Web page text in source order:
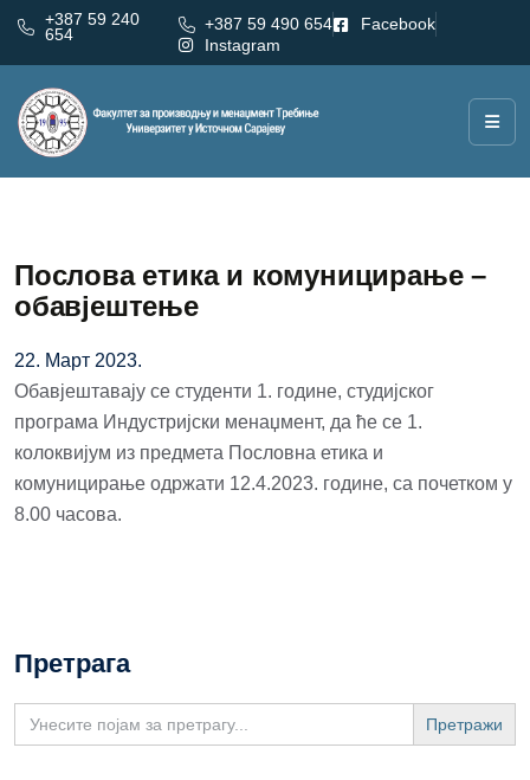
+387 59 240
654
+387 59 490 654
Facebook
Instagram
Послова етика и комуницирање –
обавјештење
22. Март 2023.
Обавјештавају се студенти 1. године, студијског
програма Индустријски менаџмент, да ће се 1.
колоквијум из предмета Пословна етика и
комуницирање одржати 12.4.2023. године, са почетком у
8.00 часова.
Претрага
Search
for: